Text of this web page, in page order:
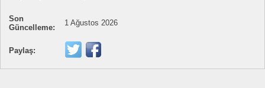
Son
Güncelleme:
1 Ağustos 2026
Paylaş: